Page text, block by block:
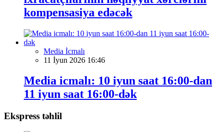
kompensasiya edəcək
Media İcmalı
11 İyun 2026 16:46
Media icmalı: 10 iyun saat 16:00-dan
11 iyun saat 16:00-dək
Ekspress təhlil